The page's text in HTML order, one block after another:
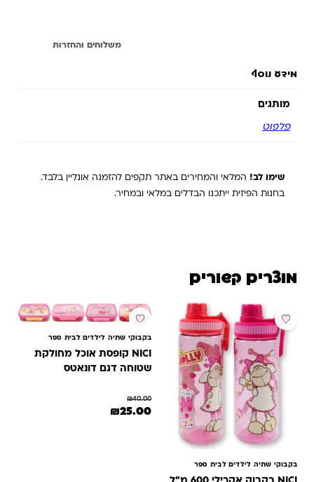
משלוחים והחזרות
מידע נוסף
מותגים
פלפוט
שימו לב! המלאי והמחירים באתר תקפים להזמנה אונליין בלבד.
בחנות הפיזית ייתכנו הבדלים במלאי ובמחיר.
מוצרים קשורים
בקבוקי שתיה לילדים לבית ספר
מבצע
בקבוקי שתיה לילדים לבית ספר
NICI קופסת אוכל מחולקת
שטוחה דגם דונאטס
₪40.00
המחיר המקורי היה: ₪40.00.
₪25.00